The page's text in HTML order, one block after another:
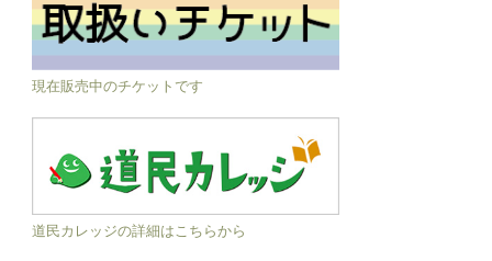
現在販売中のチケットです
道民カレッジの詳細はこちらから